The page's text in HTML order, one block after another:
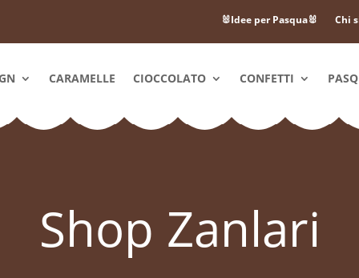
🐰Idee per Pasqua🐰 Chi
CARAMELLE CIOCCOLATO CONFETTI
Shop Zanlari